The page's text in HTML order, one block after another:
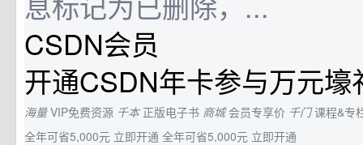
CSDN会员
开通CSDN年卡参与万元壕
海量VIP免费资源 千本 正版电子书 商城会员专享价 千门课程&专
全年可省5,000元 立即开通 全年可省5,000元 立即开通